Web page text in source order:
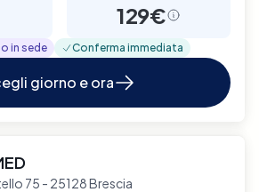
129€
in sede Conferma immediata
giorno e ora
75 - 25128 Brescia